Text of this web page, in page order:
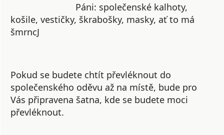
Páni: společenské kalhoty,
košile, vestičky, škrabošky, masky, ať to má
šmrncJ
Pokud se budete chtít převléknout do
společenského oděvu až na místě, bude pro
Vás připravena šatna, kde se budete moci
převléknout.